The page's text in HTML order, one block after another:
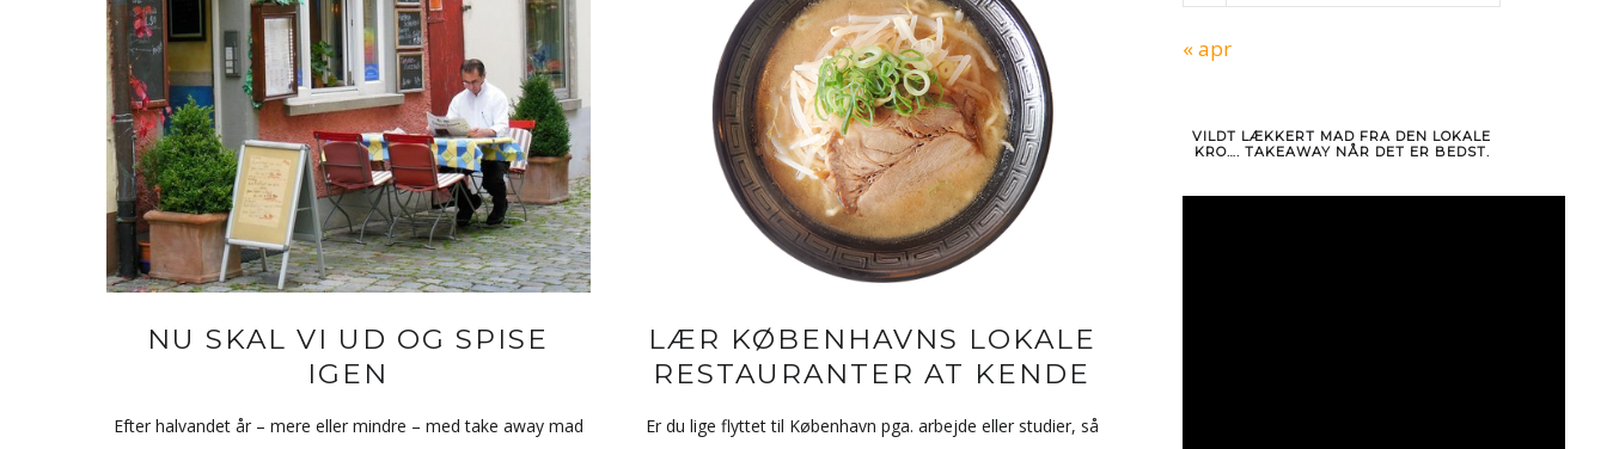
NU SKAL VI UD OG SPISE
IGEN
Efter halvandet år – mere eller mindre – med take away mad
LÆR KØBENHAVNS LOKALE
RESTAURANTER AT KENDE
Er du lige flyttet til København pga. arbejde eller studier, så
« apr
VILDT LÆKKERT MAD FRA DEN LOKALE
KRO…. TAKEAWAY NÅR DET ER BEDST.